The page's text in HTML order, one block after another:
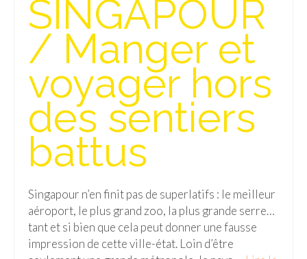
Isla del Sol
Lac Titicaca
Salar d’Uyuni
Sucre
Chili
Paraguay
Pérou
Lac Titicaca
Machu Picchu
SINGAPOUR
/ Manger et
voyager hors
des sentiers
battus
Singapour n’en finit pas de superlatifs : le meilleur
aéroport, le plus grand zoo, la plus grande serre…
tant et si bien que cela peut donner une fausse
impression de cette ville-état. Loin d’être